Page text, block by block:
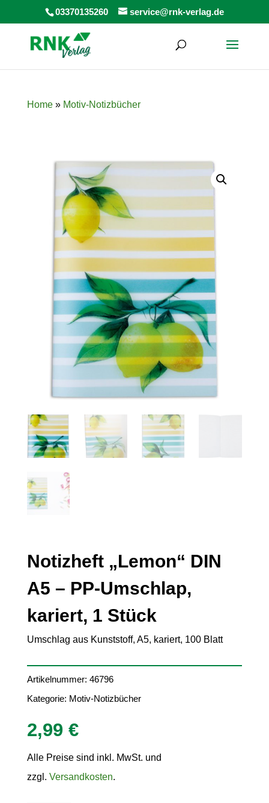
03370135260 service@rnk-verlag.de
Home» Motiv-Notizbücher
Notizheft „Lemon“ DIN
A5 – PP-Umschlap,
kariert, 1 Stück
Umschlag aus Kunststoff, A5, kariert, 100 Blatt
Artikelnummer: 46796
Kategorie: Motiv-Notizbücher
2,99 €
Alle Preise sind inkl. MwSt. und
zzgl. Versandkosten.